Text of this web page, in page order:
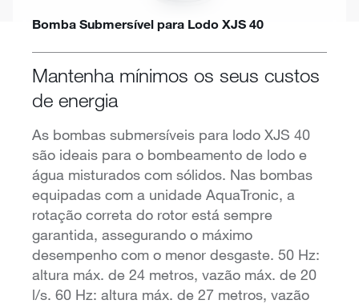
Bomba Submersível para Lodo XJS 40
Mantenha mínimos os seus custos
de energia
As bombas submersíveis para lodo XJS 40
são ideais para o bombeamento de lodo e
água misturados com sólidos. Nas bombas
equipadas com a unidade AquaTronic, a
rotação correta do rotor está sempre
garantida, assegurando o máximo
desempenho com o menor desgaste. 50 Hz:
altura máx. de 24 metros, vazão máx. de 20
l/s. 60 Hz: altura máx. de 27 metros, vazão